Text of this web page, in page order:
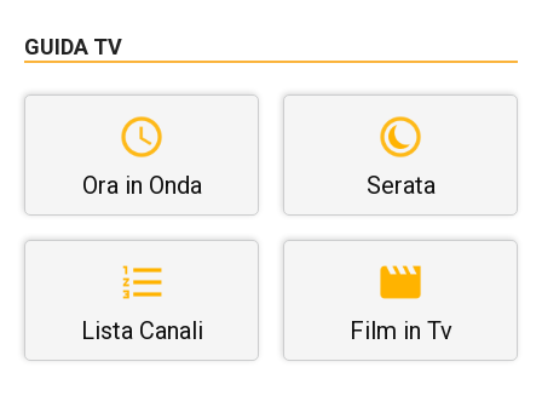
GUIDA TV
Ora in Onda Serata
Lista Canali Film in Tv